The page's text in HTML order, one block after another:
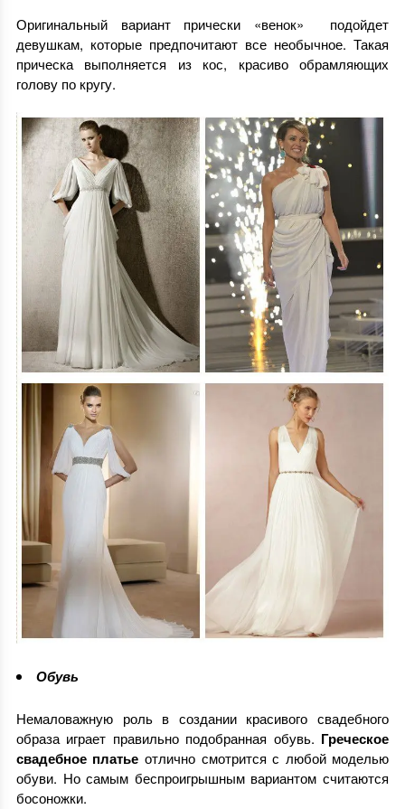
Оригинальный вариант прически «венок» подойдет
девушкам, которые предпочитают все необычное. Такая
прическа выполняется из кос, красиво обрамляющих
голову по кругу.
Обувь
Немаловажную роль в создании красивого свадебного
образа играет правильно подобранная обувь. Греческое
свадебное платье отлично смотрится с любой моделью
обуви. Но самым беспроигрышным вариантом считаются
босоножки.